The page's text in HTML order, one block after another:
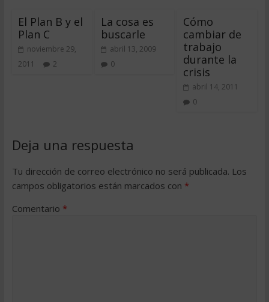
El Plan B y el
Plan C
noviembre 29,
2011
2
La cosa es
buscarle
abril 13, 2009
0
Cómo
cambiar de
trabajo
durante la
crisis
abril 14, 2011
0
Deja una respuesta
Tu dirección de correo electrónico no será publicada. Los
campos obligatorios están marcados con *
Comentario *